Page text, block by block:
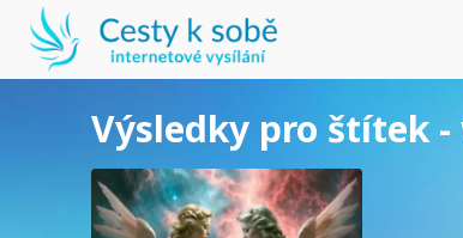
Výsledky pro štítek